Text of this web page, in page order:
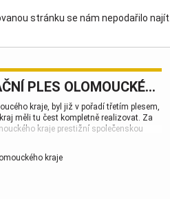
stránku se nám nepodařilo
X. REPREZENTAČNÍ PLES OLOMOUCKÉHO KRAJE
kraje, byl již v pořadí třetím plesem,
měli tu čest kompletně realizovat. Za
kraje prestižní společenskou
plesové sezóny.